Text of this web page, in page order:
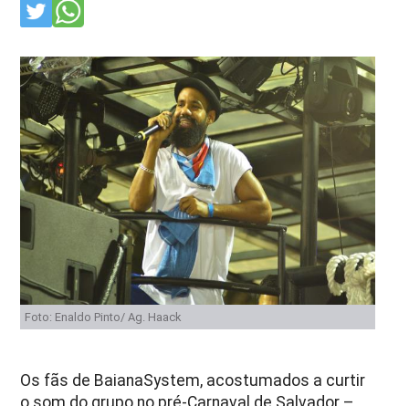
Foto: Enaldo Pinto/ Ag. Haack
Os fãs de BaianaSystem, acostumados a curtir
o som do grupo no pré-Carnaval de Salvador –